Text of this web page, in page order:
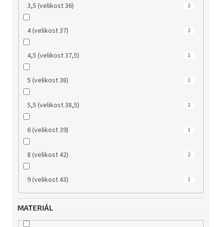
3,5 (velikost 36) 2
4 (velikost 37) 2
4,5 (velikost 37,5) 1
5 (velikost 38) 1
5,5 (velikost 38,5) 1
6 (velikost 39) 1
8 (velikost 42) 2
9 (velikost 43) 1
MATERIÁL